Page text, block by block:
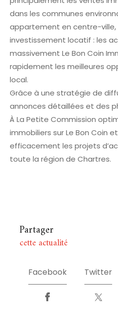
dans les communes
appartement en centre-ville,
investissement locatif : les
massivement Le Bon Coin
rapidement les meilleures
local.
Grâce à une stratégie de
annonces détaillées et des
À La Petite Commission
immobiliers sur Le Bon Coin
efficacement les projets
toute la région de Chartres.
Partager
cette actualité
Facebook Twitter